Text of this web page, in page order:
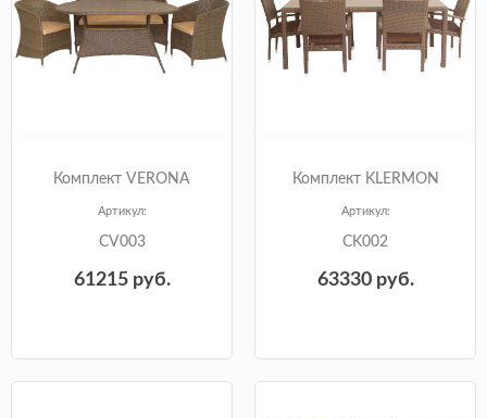
Комплект VERONA
Артикул:
CV003
61215руб.
Комплект KLERMON
Артикул:
CK002
63330руб.